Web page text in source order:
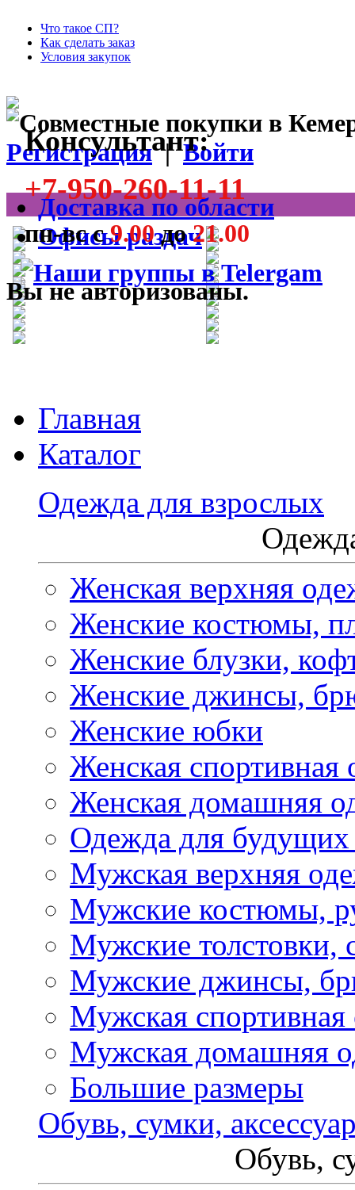
Что такое СП?
Как сделать заказ
Условия закупок
Консультант:
+7-950-260-11-11
пн-вс с9.00до21.00
Регистрация|Войти
Доставка по области
Офисы раздач
Вы не авторизованы.
Главная
Каталог
Одежда для взрослых
Женская верхняя
Женские костюмы,
Женские блузки,
Женские джинсы,
Женские юбки
Женская спортивная
Женская домашняя
Одежда для
Мужская верхняя
Мужские костюмы,
Мужские толстовки,
Мужские джинсы,
Мужская спортивная
Мужская домашняя
Большие размеры
Обувь, сумки,
Обувь,